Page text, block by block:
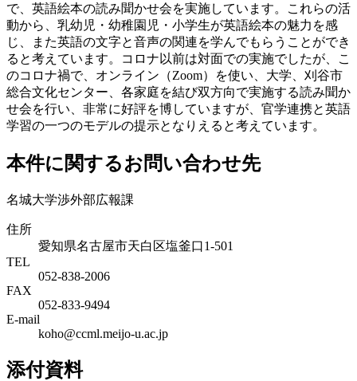
で、英語絵本の読み聞かせ会を実施しています。これらの活
動から、乳幼児・幼稚園児・小学生が英語絵本の魅力を感
じ、また英語の文字と音声の関連を学んでもらうことができ
ると考えています。コロナ以前は対面での実施でしたが、こ
のコロナ禍で、オンライン（Zoom）を使い、大学、刈谷市
総合文化センター、各家庭を結び双方向で実施する読み聞か
せ会を行い、非常に好評を博していますが、官学連携と英語
学習の一つのモデルの提示となりえると考えています。
本件に関するお問い合わせ先
名城大学渉外部広報課
住所
愛知県名古屋市天白区塩釜口1-501
TEL
052-838-2006
FAX
052-833-9494
E-mail
koho@ccml.meijo-u.ac.jp
添付資料